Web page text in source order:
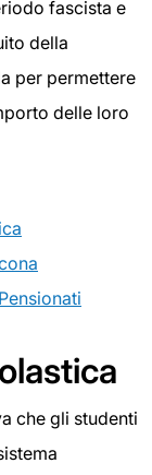
fascista e
della
per permettere
delle loro
che gli studenti